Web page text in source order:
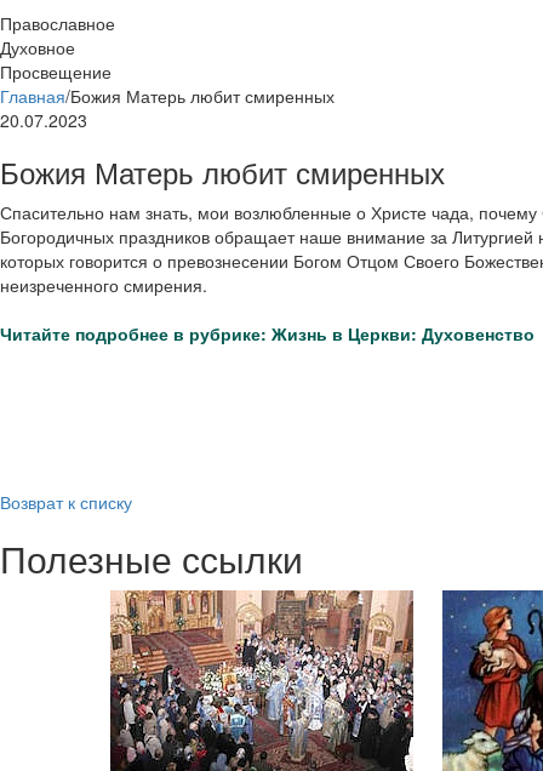
Православное
Духовное
Просвещение
Главная/Божия Матерь любит смиренных
20.07.2023
Божия Матерь любит смиренных
Спасительно нам знать, мои возлюбленные о Христе чада,
Богородичных праздников обращает наше внимание за Литургией
которых говорится о превознесении Богом Отцом Своего
неизреченного смирения.
Читайте подробнее в рубрике: Жизнь в Церкви: Духовенство
Возврат к списку
Полезные ссылки